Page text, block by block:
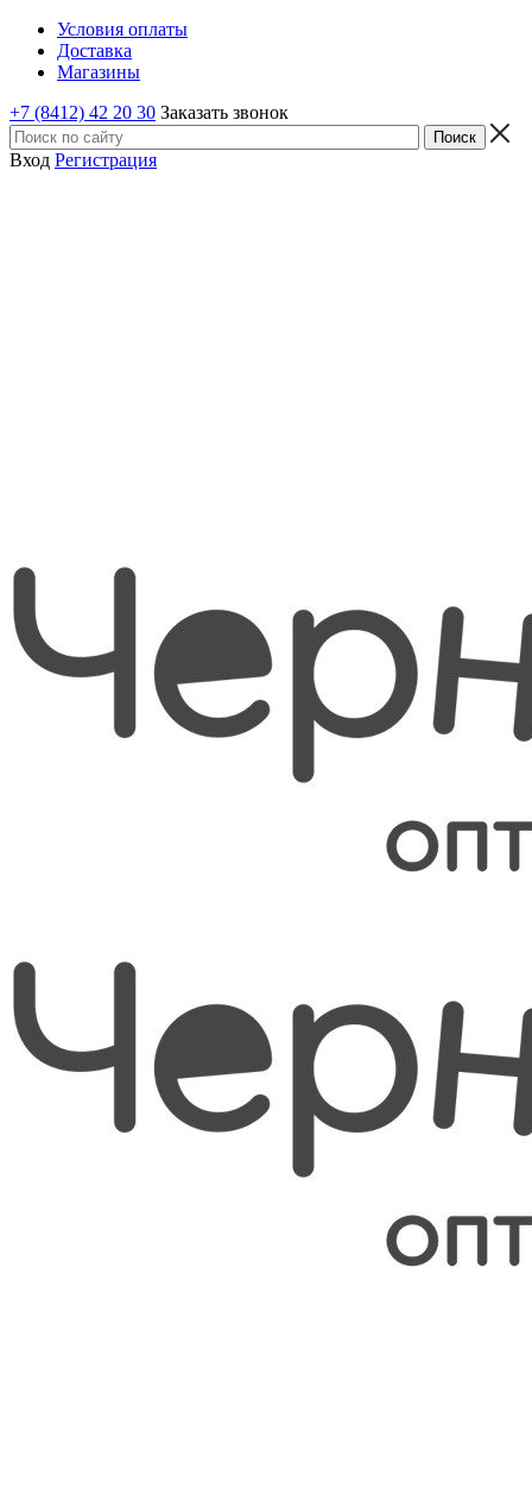
Условия оплаты
Доставка
Магазины
+7 (8412) 42 20 30 Заказать звонок
Вход Регистрация